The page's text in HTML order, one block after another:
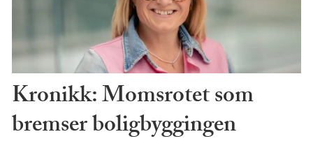
Kronikk: Momsrotet som
bremser boligbyggingen